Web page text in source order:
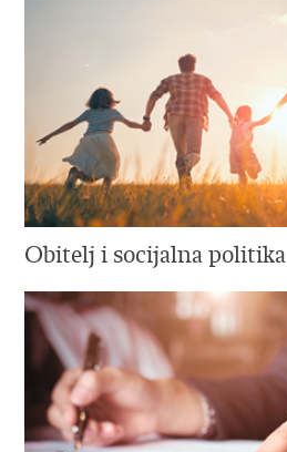
Obitelj i socijalna politika